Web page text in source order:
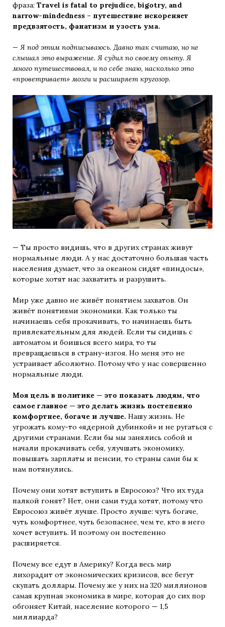
фраза: Travel is fatal to prejudice, bigotry, and
narrow-mindedness – путешествие искореняет
предвзятость, фанатизм и узость ума.
— Я под этим подписываюсь. Давно так считаю, но не
слышал это выражение. Я судил по своему опыту. Я
много путешествовал, и по себе знаю, насколько это
«проветривает» мозги и расширяет кругозор.
— Ты просто видишь, что в других странах живут
нормальные люди. А у нас достаточно большая часть
населения думает, что за океаном сидят «пиндосы»,
которые хотят нас захватить и разрушить.
Мир уже давно не живёт понятием захватов. Он
живёт понятиями экономики. Как только ты
начинаешь себя прокачивать, то начинаешь быть
привлекательным для людей. Если ты сидишь с
автоматом и боишься всего мира, то ты
превращаешься в страну-изгоя. Но меня это не
устраивает абсолютно. Потому что у нас совершенно
нормальные люди.
Моя цель в политике — это показать людям, что
самое главное — это делать жизнь постепенно
комфортнее, богаче и лучше. Нашу жизнь. Не
угрожать кому-то «ядерной дубинкой» и не ругаться с
другими странами. Если бы мы занялись собой и
начали прокачивать себя, улучшать экономику,
повышать зарплаты и пенсии, то страны сами бы к
нам потянулись.
Почему они хотят вступить в Евросоюз? Что их туда
палкой гонят? Нет, они сами туда хотят, потому что
Евросоюз живёт лучше. Просто лучше: чуть богаче,
чуть комфортнее, чуть безопаснее, чем те, кто в него
хочет вступить. И поэтому он постепенно
расширяется.
Почему все едут в Америку? Когда весь мир
лихорадит от экономических кризисов, все бегут
скупать доллары. Почему же у них на 320 миллионов
самая крупная экономика в мире, которая до сих пор
обгоняет Китай, население которого — 1,5
миллиарда?